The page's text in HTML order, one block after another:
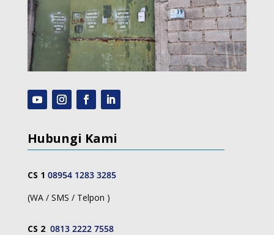
Hubungi Kami
CS 1 08954 1283 3285
(WA / SMS / Telpon )
CS 2 0813 2222 7558